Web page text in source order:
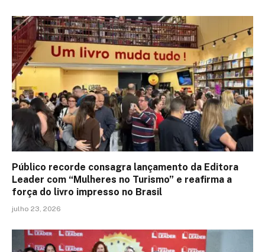
Público recorde consagra lançamento da Editora
Leader com “Mulheres no Turismo” e reafirma a
força do livro impresso no Brasil
julho 23, 2026